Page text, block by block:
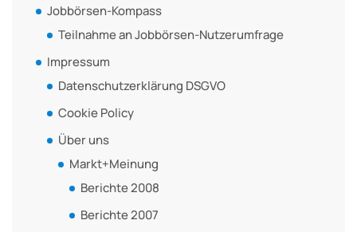
Jobbörsen-Kompass
Teilnahme an Jobbörsen-Nutzerumfrage
Impressum
Datenschutzerklärung DSGVO
Cookie Policy
Über uns
Markt+Meinung
Berichte 2008
Berichte 2007